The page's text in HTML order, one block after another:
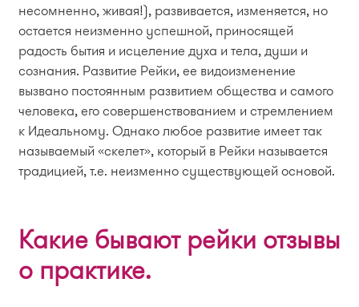
несомненно, живая!), развивается, изменяется, но
остается неизменно успешной, приносящей
радость бытия и исцеление духа и тела, души и
сознания. Развитие Рейки, ее видоизменение
вызвано постоянным развитием общества и самого
человека, его совершенствованием и стремлением
к Идеальному. Однако любое развитие имеет так
называемый «скелет», который в Рейки называется
традицией, т.е. неизменно существующей основой.
Какие бывают рейки отзывы
о практике.